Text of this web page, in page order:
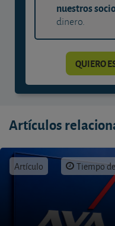
nuestros
dinero.
QUIERO
Artículos
Artículo Tiempo